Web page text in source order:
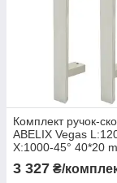
Комплект ручок-
ABELIX Vegas
X:1000-45° 40*20
3 327 ₴/